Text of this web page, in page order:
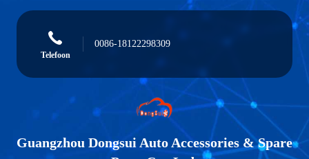
Telefoon
0086-18122298309
Guangzhou Dongsui Auto Accessories & Spare